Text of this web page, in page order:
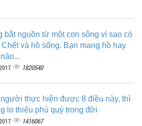
bắt nguồn từ một con sông vì sao có
Chết và hồ sống. Bạn mang hồ hay
1820540
người thực hiện được 8 điều này, thì
lo thiếu phú quý trong đời
1416067